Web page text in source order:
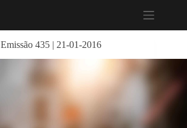
Emissão 435 | 21-01-2016